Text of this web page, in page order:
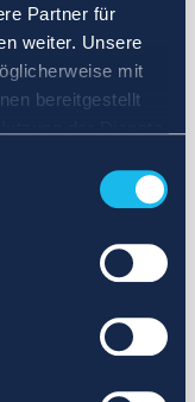
Partner für
weiter. Unsere
mit
bereitgestellt